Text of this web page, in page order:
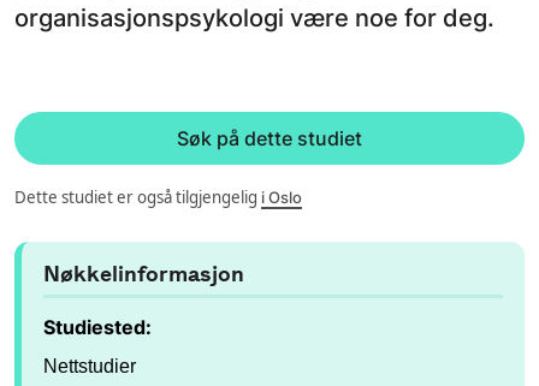
organisasjonspsykologi være noe for deg.
Søk på dette studiet
Dette studiet er også tilgjengelig i Oslo
Nøkkelinformasjon
Studiested:
Nettstudier